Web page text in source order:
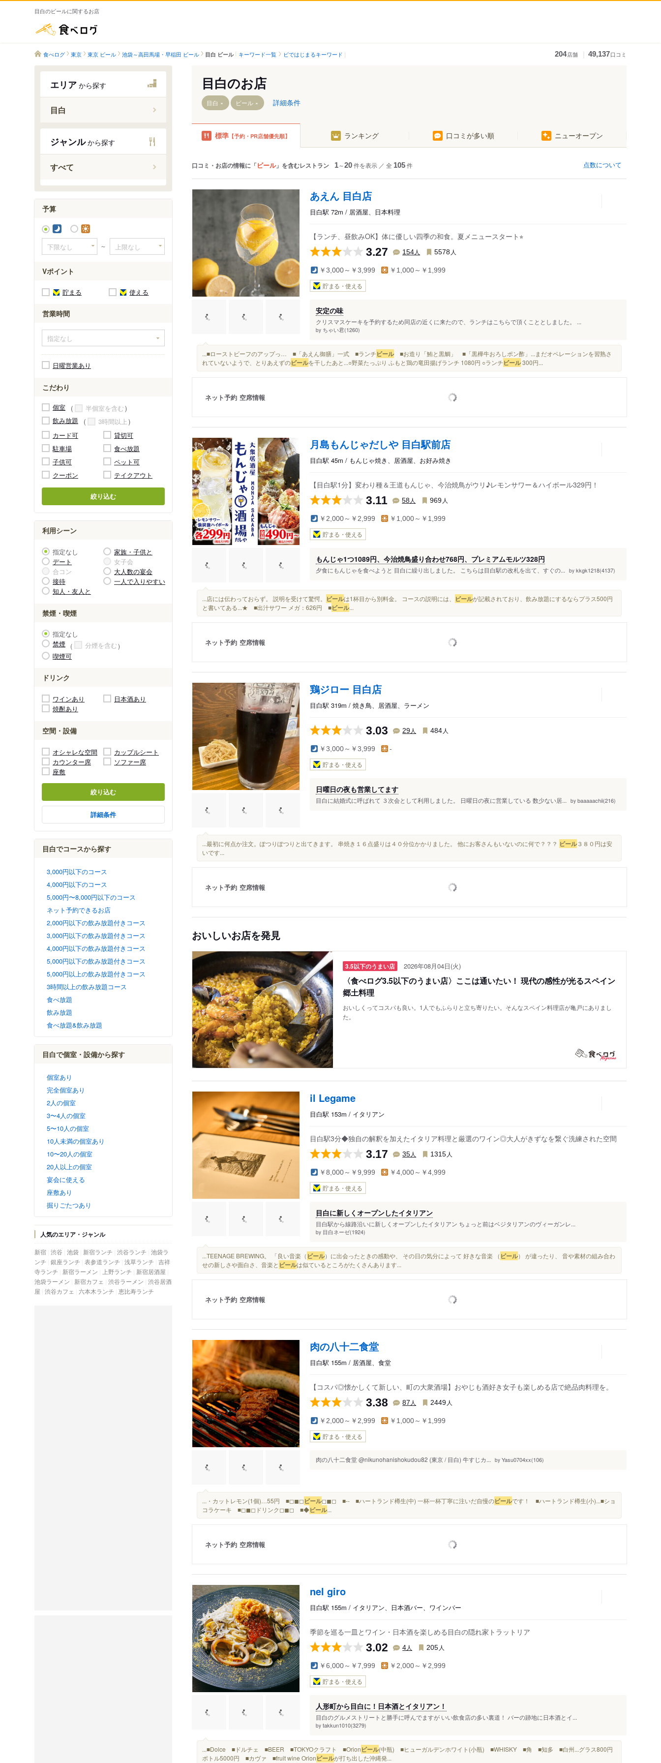
目白のビールに関するお店
食べログ 東京 東京 ビール 池袋～高田馬場・早稲田 ビール 目白 ビール キーワード一覧 ビではじまるキーワード 204店舗 49,137口コミ
エリア から探す
目白
目白駅
学習院下駅
ジャンルから探す
すべて
予算
～
Vポイント
貯まる 使える
営業時間
日曜営業あり
こだわり
個室
半個室を含む
飲み放題
3時間以上
カード可
貸切可
駐車場
食べ放題
子供可
ペット可
クーポン
テイクアウト
絞り込む
利用シーン
指定なし
家族・子供と
デート
女子会
合コン
大人数の宴会
接待
一人で入りやすい
知人・友人と
禁煙・喫煙
指定なし
禁煙
分煙を含む
喫煙可
ドリンク
ワインあり
日本酒あり
焼酎あり
空間・設備
オシャレな空間
カップルシート
カウンター席
ソファー席
座敷
絞り込む
詳細条件
目白でコースから探す
3,000円以下のコース
4,000円以下のコース
5,000円〜8,000円以下のコース
ネット予約できるお店
2,000円以下の飲み放題付きコース
3,000円以下の飲み放題付きコース
4,000円以下の飲み放題付きコース
5,000円以下の飲み放題付きコース
5,000円以上の飲み放題付きコース
3時間以上の飲み放題コース
食べ放題
飲み放題
食べ放題&飲み放題
目白で個室・設備から探す
個室あり
完全個室あり
2人の個室
3〜4人の個室
5〜10人の個室
10人未満の個室あり
10〜20人の個室
20人以上の個室
宴会に使える
座敷あり
掘りごたつあり
人気のエリア・ジャンル
新宿 渋谷 池袋 新宿ランチ 渋谷ランチ 池袋ラ
ンチ 銀座ランチ 表参道ランチ 浅草ランチ 吉祥
寺ランチ
新宿ラーメン 上野ランチ
新宿居酒屋
池袋ラーメン
新宿カフェ 渋谷ラーメン 渋谷居酒
屋 渋谷カフェ 六本木ランチ 恵比寿ランチ
目白のお店
目白 ビール 詳細条件
標準 【予約・PR店舗優先順】 ランキング 口コミが多い順 ニューオープン
口コミ・お店の情報に「ビール」を含むレストラン 1～20件を表示 ／ 全 105件 点数について
あえん 目白店
目白駅 72m / 居酒屋、日本料理
【ランチ、昼飲みOK】体に優しい四季の和食。夏メニュースタート⭐︎
3.27 154人 5578 人
￥3,000～￥3,999 ￥1,000～￥1,999
貯まる・使える
安定の味
クリスマスケーキを予約するため同店の近くに来たので、ランチはこちらで頂くこととしました。 ...
by ちゃい君(1260)
...■ローストビーフのアップっ… ■「あえん御膳」一式 ■ランチビール■お造り「鮪と黒鯛」 ■「黒樺牛おろしポン酢」...まだオペレーションを習熟さ
れていないようで、とりあえずのビールを干したあと...○野菜たっぷり ふもと鶏の竜田揚げランチ 1080円 ○ランチビール300円...
ネット予約 空席情報
月島もんじゃだしや 目白駅前店
目白駅 45m / もんじゃ焼き、居酒屋、お好み焼き
【目白駅1分】変わり種＆王道もんじゃ、今治焼鳥がウリ♪レモンサワー＆ハイボール329円！
3.11 58人 969 人
￥2,000～￥2,999 ￥1,000～￥1,999
貯まる・使える
もんじゃ1つ1089円、今治焼鳥盛り合わせ768円、プレミアムモルツ328円
夕食にもんじゃを食べようと 目白に繰り出しました。 こちらは目白駅の改札を出て、すぐの... by kkgk1218(4137)
...店には伝わっておらず。 説明を受けて驚愕。 ビールは1杯目から別料金。 コースの説明には、 ビールが記載されており、飲み放題にするならプラス500円
と書いてある...★ ■出汁サワー メガ：626円 ■ビール...
ネット予約 空席情報
鶏ジロー 目白店
目白駅 319m / 焼き鳥、居酒屋、ラーメン
3.03 29人 484 人
￥3,000～￥3,999 -
貯まる・使える
日曜日の夜も営業してます
目白に結婚式に呼ばれて ３次会として利用しました。 日曜日の夜に営業している 数少ない居... by baaaaachii(216)
...最初に何点か注文。ぽつりぽつりと出てきます。 串焼き１６点盛りは４０分位かかりました。 他にお客さんもいないのに何で？？？ ビール３８０円は安
いです...
ネット予約 空席情報
おいしいお店を発見
3.5以下のうまい店 2026年08月04日(火)
〈食べログ3.5以下のうまい店〉ここは通いたい！ 現代の感性が光るスペイン
郷土料理
おいしくってコスパも良い。1人でもふらりと立ち寄りたい。そんなスペイン料理店が亀戸にありまし
た。
il Legame
目白駅 153m / イタリアン
目白駅3分◆独自の解釈を加えたイタリア料理と厳選のワイン◎大人がきずなを繋ぐ洗練された空間
3.17 35人 1315 人
￥8,000～￥9,999 ￥4,000～￥4,999
貯まる・使える
目白に新しくオープンしたイタリアン
目白駅から線路沿いに新しくオープンしたイタリアン ちょっと前はベジタリアンのヴィーガンレ...
by 目白ネーゼ(1924)
...TEENAGE BREWING。 「良い音楽（ ビール）に出会ったときの感動や、 その日の気分によって 好きな音楽 （ ビール） が違ったり、 音や素材の組み合わ
せの新しさや面白さ、音楽と ビールは似ているところがたくさんあります...
ネット予約 空席情報
肉の八十二食堂
目白駅 155m / 居酒屋、食堂
【コスパ◎懐かしくて新しい、町の大衆酒場】おやじも酒好き女子も楽しめる店で絶品肉料理を。
3.38 87 人 2449 人
￥2,000～￥2,999 ￥1,000～￥1,999
貯まる・使える
肉の八十二食堂 @nikunohanishokudou82 (東京 / 目白) 牛すじカ... by Yasu0704xx(106)
...・カットレモン(1個)…55円 ■◻︎◼︎◻︎ビール◻︎◼︎◻︎ ■-- ■ハートランド樽生(中) 一杯一杯丁寧に注いだ自慢のビールです！ ■ハートランド樽生(小)...■ショ
コラケーキ ■◻︎◼︎◻︎ドリンク◻︎◼︎◻︎ ■◆ビール...
ネット予約 空席情報
nel giro
目白駅 155m / イタリアン、日本酒バー、ワインバー
季節を巡る一皿とワイン・日本酒を楽しめる目白の隠れ家トラットリア
3.02 4人 205 人
￥6,000～￥7,999 ￥2,000～￥2,999
貯まる・使える
人形町から目白に！日本酒とイタリアン！
目白のグルメストリートと勝手に呼んでますが いい飲食店の多い裏道！ バーの跡地に日本酒とイ...
by takkun1010(3279)
...■Dolce ■ドルチェ ■BEER ■TOKYOクラフト ■Orionビール(中瓶) ■ヒューガルデンホワイト(小瓶) ■WHISKY ■角 ■知多 ■白州...グラス800円
ボトル5000円 ■カヴァ ■fruit wine Orionビールが打ち出した沖縄発...